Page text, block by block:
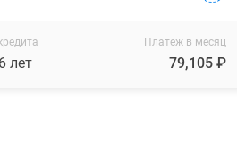
лет
Платеж в месяц
79,105 ₽